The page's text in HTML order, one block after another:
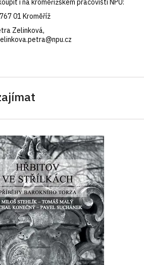
i na kroměřížském pracovišti NPÚ:
01 Kroměříž
Zelinková,